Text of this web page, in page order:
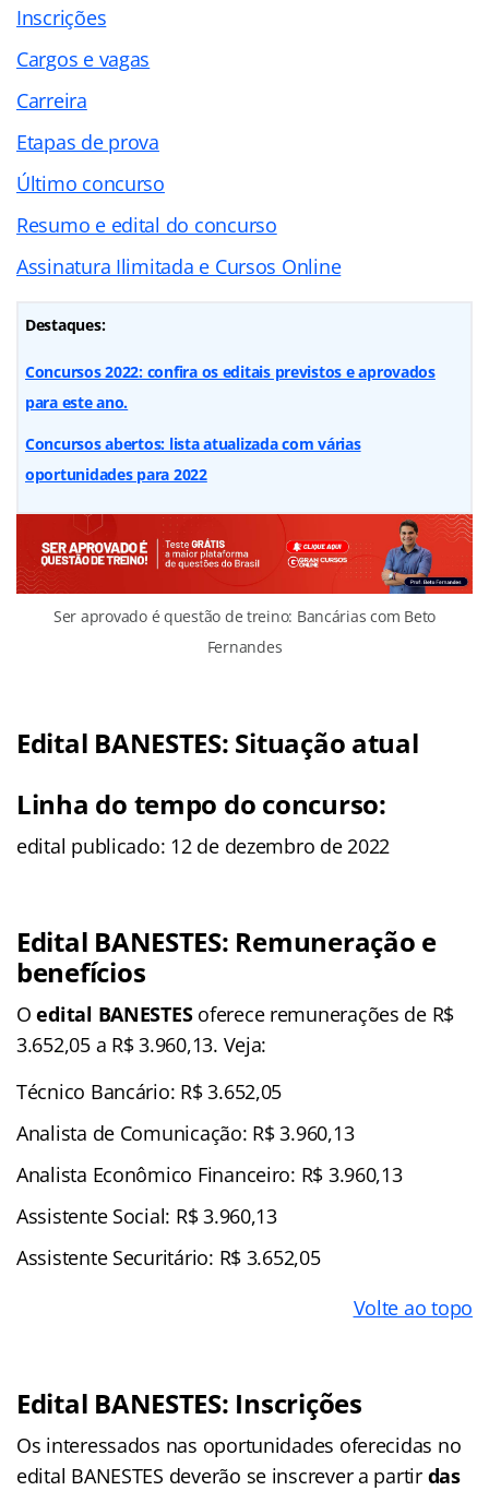
Inscrições
Cargos e vagas
Carreira
Etapas de prova
Último concurso
Resumo e edital do concurso
Assinatura Ilimitada e Cursos Online
Destaques:
Concursos 2022: confira os editais previstos e aprovados
para este ano.
Concursos abertos: lista atualizada com várias
oportunidades para 2022
Ser aprovado é questão de treino: Bancárias com Beto
Fernandes
Edital BANESTES: Situação atual
Linha do tempo do concurso:
edital publicado: 12 de dezembro de 2022
Edital BANESTES: Remuneração e
benefícios
Oedital BANESTESoferece remunerações de R$
3.652,05 a R$ 3.960,13. Veja:
Técnico Bancário: R$ 3.652,05
Analista de Comunicação: R$ 3.960,13
Analista Econômico Financeiro: R$ 3.960,13
Assistente Social: R$ 3.960,13
Assistente Securitário: R$ 3.652,05
Volte ao topo
Edital BANESTES: Inscrições
Os interessados nas oportunidades oferecidas no
edital BANESTES deverão se inscrever a partirdas